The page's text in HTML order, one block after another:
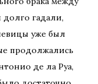
гадали,
уже был
продолжались
де ла Руа,